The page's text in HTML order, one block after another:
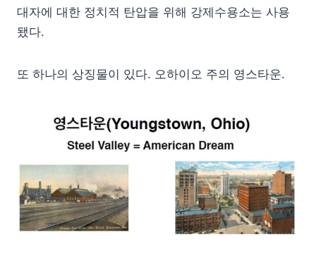
대자에 대한 정치적 탄압을 위해 강제수용소는 사용
됐다.
또 하나의 상징물이 있다. 오하이오 주의 영스타운.